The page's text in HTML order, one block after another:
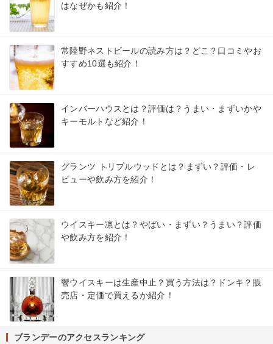
はなぜかも紹介！
常陸野ネストビールの読み方は？どこ？口コミやお
すすめ10選も紹介！
インバーハウスとは？評価は？うまい・まずいかや
キーモルトなど紹介！
グランツ トリプルウッドとは？まずい？評価・レ
ビューや飲み方を紹介！
ウイスキー凛とは？やばい・まずい？うまい？評価
や飲み方を紹介！
響ウイスキーは生産中止？買う方法は？ドンキ？販
売店・定価で買えるか紹介！
ブランデーのアクセスランキング